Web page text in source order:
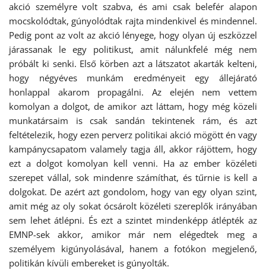
akció személyre volt szabva, és ami csak belefér alapon
mocskolódtak, gúnyolódtak rajta mindenkivel és mindennel.
Pedig pont az volt az akció lényege, hogy olyan új eszközzel
járassanak le egy politikust, amit nálunkfelé még nem
próbált ki senki. Első körben azt a látszatot akarták kelteni,
hogy négyéves munkám eredményeit egy állejárató
honlappal akarom propagálni. Az elején nem vettem
komolyan a dolgot, de amikor azt láttam, hogy még közeli
munkatársaim is csak sandán tekintenek rám, és azt
feltételezik, hogy ezen perverz politikai akció mögött én vagy
kampánycsapatom valamely tagja áll, akkor rájöttem, hogy
ezt a dolgot komolyan kell venni. Ha az ember közéleti
szerepet vállal, sok mindenre számíthat, és tűrnie is kell a
dolgokat. De azért azt gondolom, hogy van egy olyan szint,
amit még az oly sokat ócsárolt közéleti szereplők irányában
sem lehet átlépni. És ezt a szintet mindenképp átlépték az
EMNP-sek akkor, amikor már nem elégedtek meg a
személyem kigúnyolásával, hanem a fotókon megjelenő,
politikán kívüli embereket is gúnyolták.